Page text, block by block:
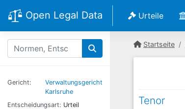
Open Legal Data Urteile
Gericht:
Verwaltungsgericht
Karlsruhe
Entscheidungsart: Urteil
Startseite
Tenor